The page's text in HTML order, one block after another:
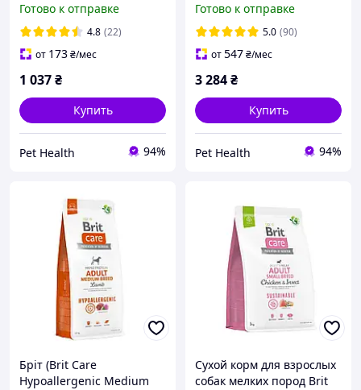
3 кг
Готово к отправке
4.8 (22)
от 173₴/мес
1 037₴
Купить
Pet Health 94%
пород с ягненком, 12 кг
Готово к отправке
5.0 (90)
от547₴/мес
3 284₴
Купить
Pet Health 94%
Бріт (Brit Care
Hypoallergenic Medium
Сухой корм для взрослых
собак мелких пород Brit